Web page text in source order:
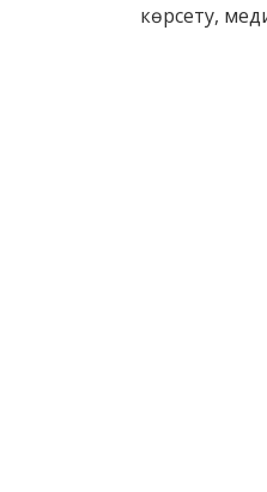
көрсету,